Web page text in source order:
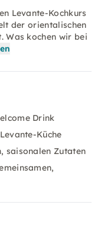
Levante-Kochkurs
der orientalischen
Was kochen wir bei
Drink
Küche
saisonalen Zutaten